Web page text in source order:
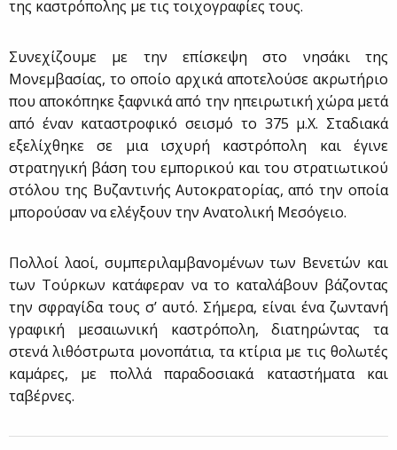
της καστρόπολης με τις τοιχογραφίες τους.
Συνεχίζουμε με την επίσκεψη στο νησάκι της
Μονεμβασίας, το οποίο αρχικά αποτελούσε ακρωτήριο
που αποκόπηκε ξαφνικά από την ηπειρωτική χώρα μετά
από έναν καταστροφικό σεισμό το 375 μ.Χ. Σταδιακά
εξελίχθηκε σε μια ισχυρή καστρόπολη και έγινε
στρατηγική βάση του εμπορικού και του στρατιωτικού
στόλου της Βυζαντινής Αυτοκρατορίας, από την οποία
μπορούσαν να ελέγξουν την Ανατολική Μεσόγειο.
Πολλοί λαοί, συμπεριλαμβανομένων των Βενετών και
των Τούρκων κατάφεραν να το καταλάβουν βάζοντας
την σφραγίδα τους σ’ αυτό. Σήμερα, είναι ένα ζωντανή
γραφική μεσαιωνική καστρόπολη, διατηρώντας τα
στενά λιθόστρωτα μονοπάτια, τα κτίρια με τις θολωτές
καμάρες, με πολλά παραδοσιακά καταστήματα και
ταβέρνες.